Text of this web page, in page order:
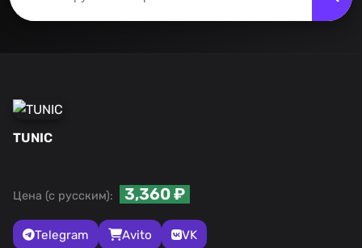
TUNIC
Цена (с русским): 3,360 ₽
Telegram Avito VK